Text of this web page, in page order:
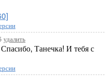
удалить
Спасибо, Танечка! И тебя с